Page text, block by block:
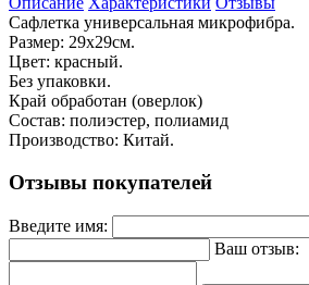
Сафлетка универсальная микрофибра.
Размер: 29х29см.
Цвет: красный.
Без упаковки.
Край обработан (оверлок)
Состав: полиэстер, полиамид
Производство: Китай.
Отзывы покупателей
Введите имя:
Ваш отзыв: